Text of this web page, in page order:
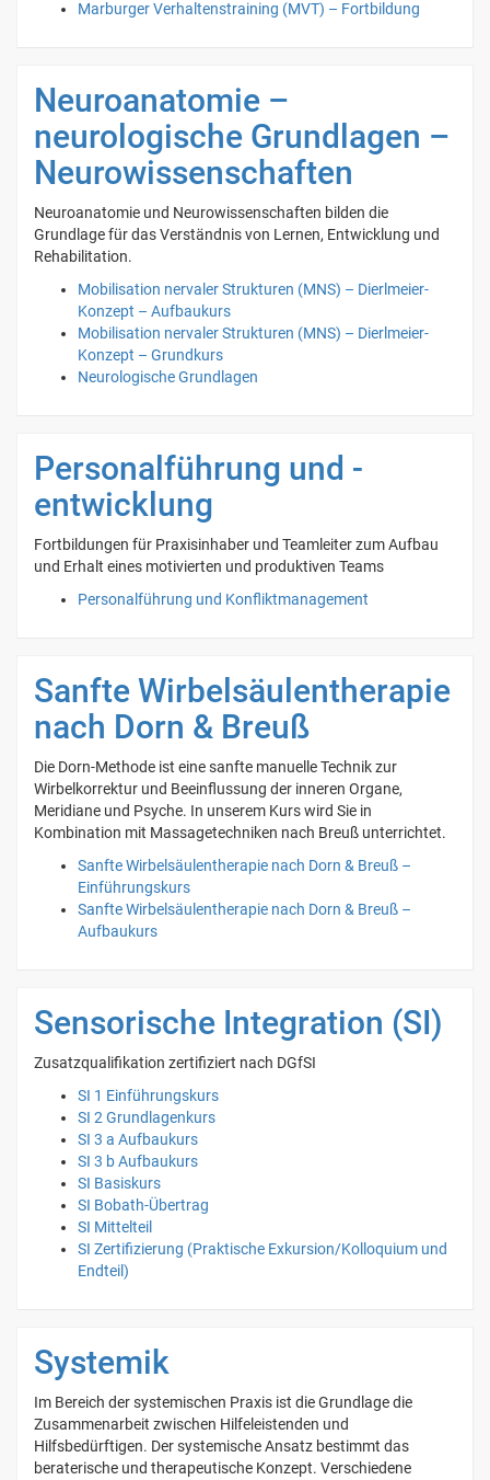
Marburger Verhaltenstraining (MVT) – Fortbildung
Neuroanatomie –
neurologische Grundlagen –
Neurowissenschaften
Neuroanatomie und Neurowissenschaften bilden die
Grundlage für das Verständnis von Lernen, Entwicklung und
Rehabilitation.
Mobilisation nervaler Strukturen (MNS) – Dierlmeier-
Konzept – Aufbaukurs
Mobilisation nervaler Strukturen (MNS) – Dierlmeier-
Konzept – Grundkurs
Neurologische Grundlagen
Personalführung und -
entwicklung
Fortbildungen für Praxisinhaber und Teamleiter zum Aufbau
und Erhalt eines motivierten und produktiven Teams
Personalführung und Konfliktmanagement
Sanfte Wirbelsäulentherapie
nach Dorn & Breuß
Die Dorn-Methode ist eine sanfte manuelle Technik zur
Wirbelkorrektur und Beeinflussung der inneren Organe,
Meridiane und Psyche. In unserem Kurs wird Sie in
Kombination mit Massagetechniken nach Breuß unterrichtet.
Sanfte Wirbelsäulentherapie nach Dorn & Breuß –
Einführungskurs
Sanfte Wirbelsäulentherapie nach Dorn & Breuß –
Aufbaukurs
Sensorische Integration (SI)
Zusatzqualifikation zertifiziert nach DGfSI
SI 1 Einführungskurs
SI 2 Grundlagenkurs
SI 3 a Aufbaukurs
SI 3 b Aufbaukurs
SI Basiskurs
SI Bobath-Übertrag
SI Mittelteil
SI Zertifizierung (Praktische Exkursion/Kolloquium und
Endteil)
Systemik
Im Bereich der systemischen Praxis ist die Grundlage die
Zusammenarbeit zwischen Hilfeleistenden und
Hilfsbedürftigen. Der systemische Ansatz bestimmt das
beraterische und therapeutische Konzept. Verschiedene